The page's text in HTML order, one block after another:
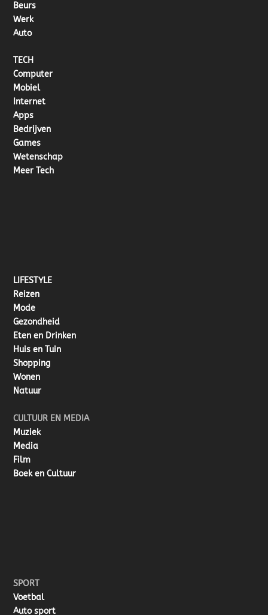
Beurs
Werk
Auto
TECH
Computer
Mobiel
Internet
Apps
Bedrijven
Games
Wetenschap
Meer Tech
LIFESTYLE
Reizen
Mode
Gezondheid
Eten en Drinken
Huis en Tuin
Shopping
Wonen
Natuur
CULTUUR EN MEDIA
Muziek
Media
Film
Boek en Cultuur
SPORT
Voetbal
Auto sport